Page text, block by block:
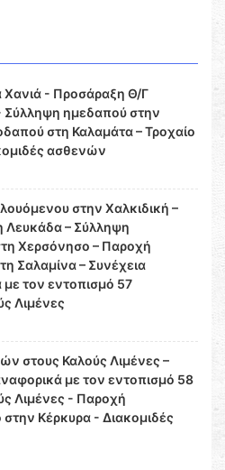
Χανιά - Προσάραξη Θ/Γ
Σύλληψη ημεδαπού στην
στη Καλαμάτα – Τροχαίο
ασθενών
στην Χαλκιδική –
Λευκάδα – Σύλληψη
Χερσόνησο – Παροχή
Σαλαμίνα – Συνέχεια
τον εντοπισμό 57
Λιμένες
στους Καλούς Λιμένες –
με τον εντοπισμό 58
Λιμένες - Παροχή
Κέρκυρα - Διακομιδές